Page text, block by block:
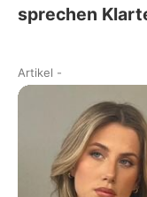
sprechen
Artikel -